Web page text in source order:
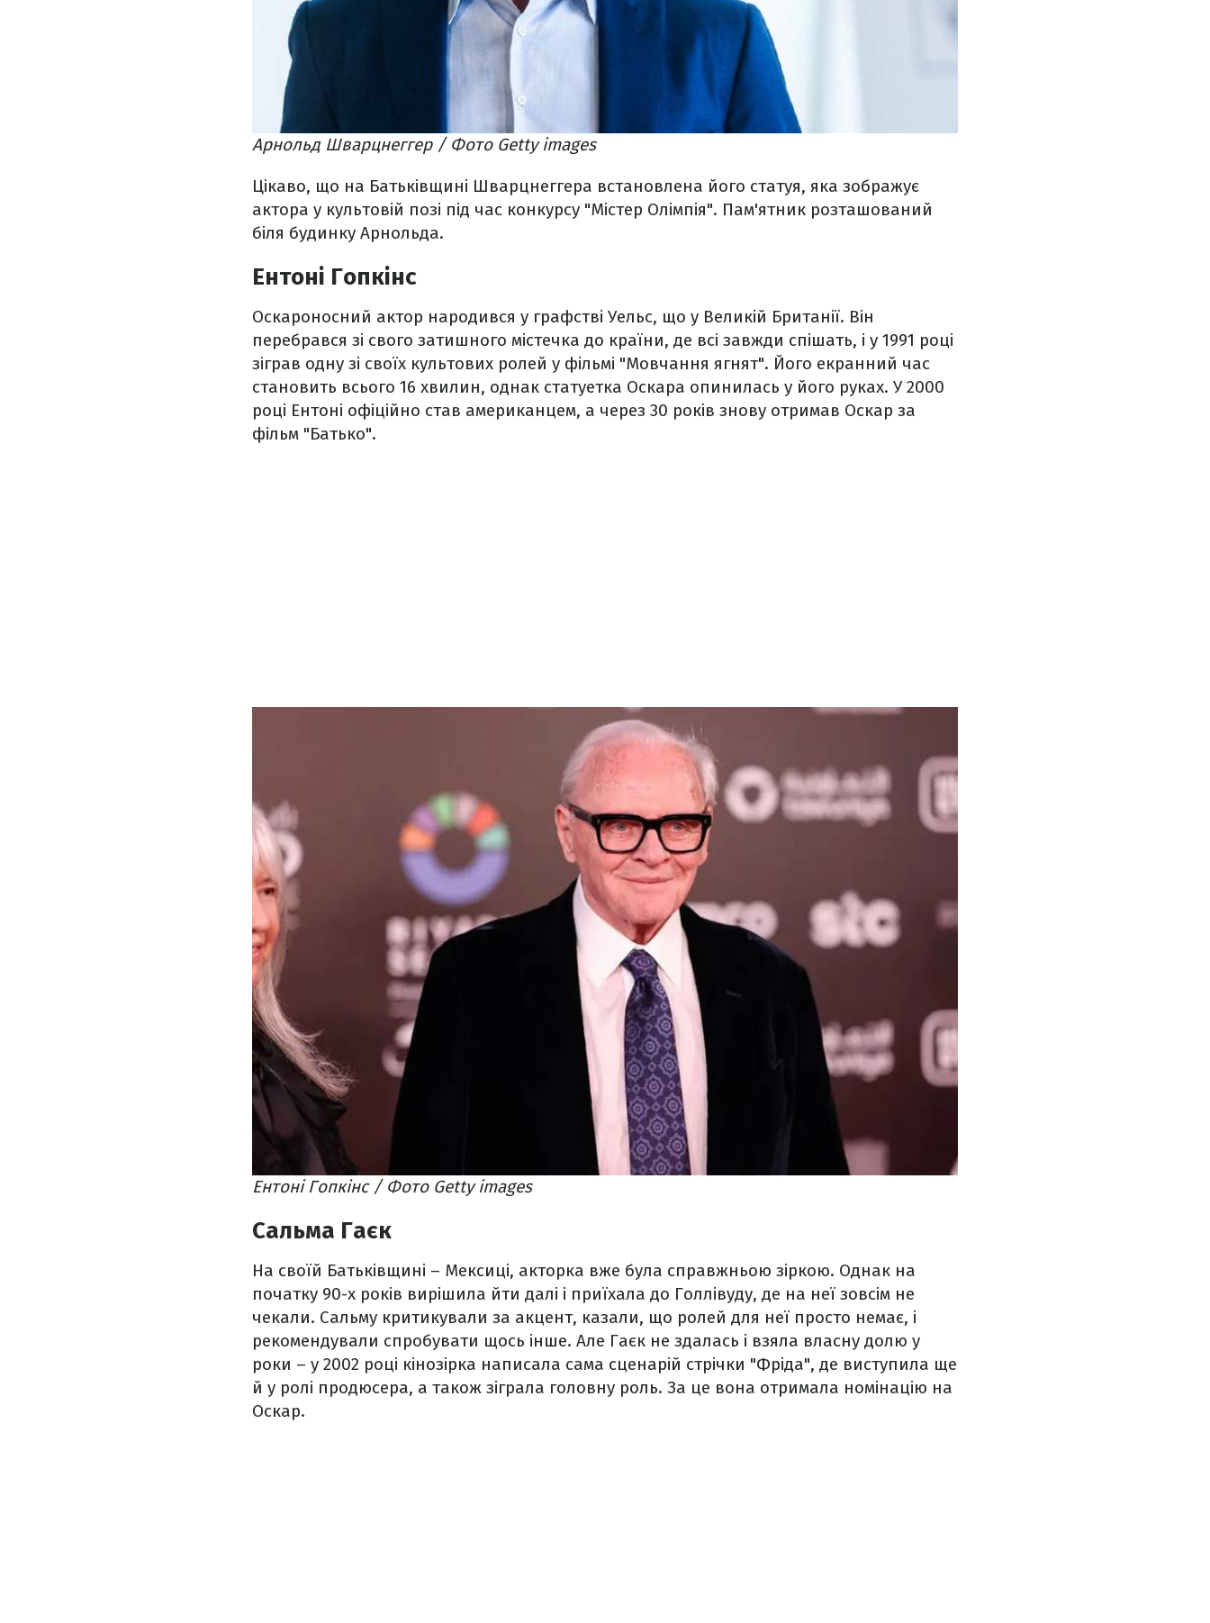
Арнольд Шварцнеггер / Фото Getty images
Цікаво, що на Батьківщині Шварцнеггера встановлена його статуя, яка зображує
актора у культовій позі під час конкурсу "Містер Олімпія". Пам'ятник розташований
біля будинку Арнольда.
Ентоні Гопкінс
Оскароносний актор народився у графстві Уельс, що у Великій Британії. Він
перебрався зі свого затишного містечка до країни, де всі завжди спішать, і у 1991 році
зіграв одну зі своїх культових ролей у фільмі "Мовчання ягнят". Його екранний час
становить всього 16 хвилин, однак статуетка Оскара опинилась у його руках. У 2000
році Ентоні офіційно став американцем, а через 30 років знову отримав Оскар за
фільм "Батько".
Ентоні Гопкінс / Фото Getty images
Сальма Гаєк
На своїй Батьківщині – Мексиці, акторка вже була справжньою зіркою. Однак на
початку 90-х років вирішила йти далі і приїхала до Голлівуду, де на неї зовсім не
чекали. Сальму критикували за акцент, казали, що ролей для неї просто немає, і
рекомендували спробувати щось інше. Але Гаєк не здалась і взяла власну долю у
роки – у 2002 році кінозірка написала сама сценарій стрічки "Фріда", де виступила ще
й у ролі продюсера, а також зіграла головну роль. За це вона отримала номінацію на
Оскар.